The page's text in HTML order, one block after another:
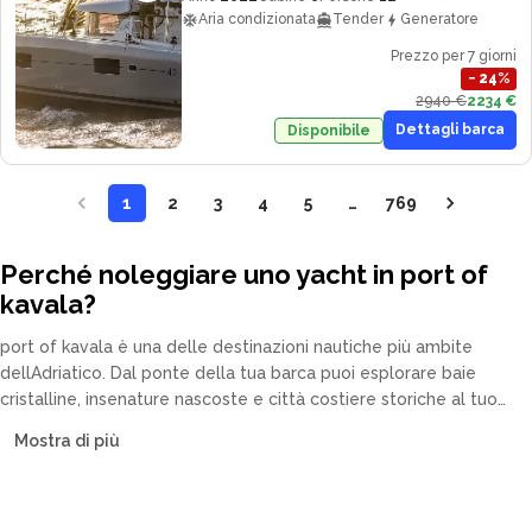
Aria condizionata
Tender Generatore
Prezzo per 7 giorni
− 24%
2940 €2234 €
Disponibile
Dettagli barca
1 2 3 4 5 … 769
Perché noleggiare uno yacht in port of
kavala?
port of kavala è una delle destinazioni nautiche più ambite
dellAdriatico. Dal ponte della tua barca puoi esplorare baie
cristalline, insenature nascoste e città costiere storiche al tuo
motore e caicchi.
Mostra di più